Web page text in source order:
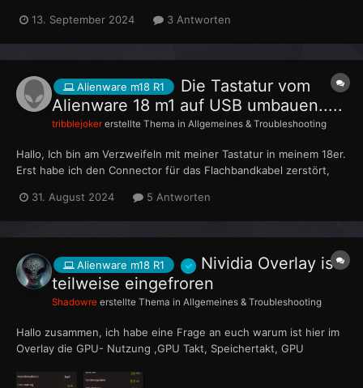
13. September 2024
3 Antworten
Alienware m18 R1
Die Tastatur vom
Alienware 18 m1 auf USB umbauen.....
tribblejoker erstellte Thema in Allgemeines & Troubleshooting
Hallo, Ich bin am Verzweifeln mit meiner Tastatur in meinem 18er.
Erst habe ich den Connector für das Flachbandkabel zerstört,
beim Einbau den anderen Connector.... Weiss jemand ob es
möglich ist die Tastatur auf USB um zu bauen?
31. August 2024 5 Antworten
Alienware m18 R1
Nividia Overlay ist
teilweise eingefroren
Shadowre erstellte Thema in Allgemeines & Troubleshooting
Hallo zusammen, ich habe eine Frage an euch warum ist hier im
Overlay die GPU- Nutzung ,GPU Takt, Speichertakt, GPU
eingefroren? Das ganze ist erst seit heute so vorher haben die